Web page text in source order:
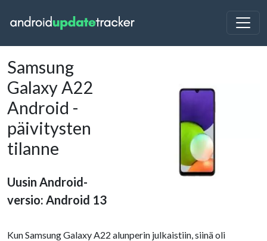
Samsung
Galaxy A22
Android -
päivitysten
tilanne
Uusin Android-
versio: Android 13
Kun Samsung Galaxy A22 alunperin julkaistiin, siinä oli